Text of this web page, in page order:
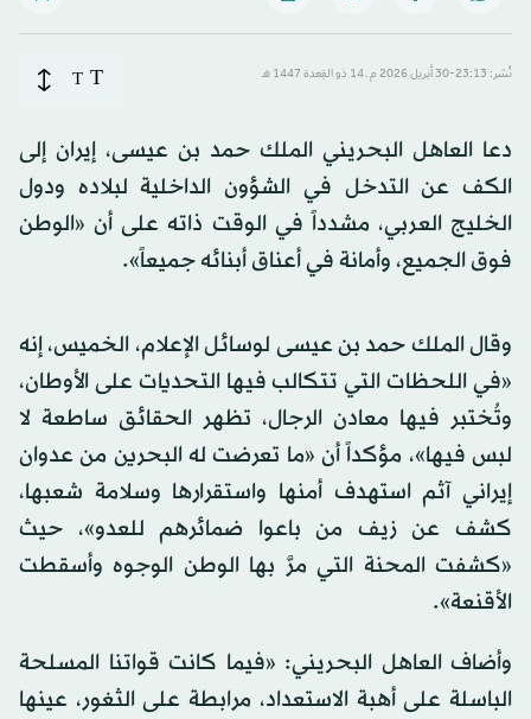
نُشر: 23:13-30 أبريل 2026 م ـ 14 ذو القِعدة 1447 هـ T
T
دعا العاهل البحريني الملك حمد بن عيسى، إيران إلى
الكف عن التدخل في الشؤون الداخلية لبلاده ودول
الخليج العربي، مشدداً في الوقت ذاته على أن «الوطن
فوق الجميع، وأمانة في أعناق أبنائه جميعاً».
وقال الملك حمد بن عيسى لوسائل الإعلام، الخميس، إنه
«في اللحظات التي تتكالب فيها التحديات على الأوطان،
وتُختبر فيها معادن الرجال، تظهر الحقائق ساطعة لا
لبس فيها»، مؤكداً أن «ما تعرضت له البحرين من عدوان
إيراني آثم استهدف أمنها واستقرارها وسلامة شعبها،
كشف عن زيف من باعوا ضمائرهم للعدو»، حيث
«كشفت المحنة التي مرَّ بها الوطن الوجوه وأسقطت
الأقنعة».
وأضاف العاهل البحريني: «فيما كانت قواتنا المسلحة
الباسلة على أهبة الاستعداد، مرابطة على الثغور، عينها